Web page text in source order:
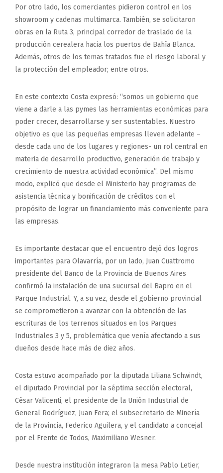
Por otro lado, los comerciantes pidieron control en los
showroom y cadenas multimarca. También, se solicitaron
obras en la Ruta 3, principal corredor de traslado de la
producción cerealera hacia los puertos de Bahía Blanca.
Además, otros de los temas tratados fue el riesgo laboral y
la protección del empleador; entre otros.
En este contexto Costa expresó: “somos un gobierno que
viene a darle a las pymes las herramientas económicas para
poder crecer, desarrollarse y ser sustentables. Nuestro
objetivo es que las pequeñas empresas lleven adelante –
desde cada uno de los lugares y regiones- un rol central en
materia de desarrollo productivo, generación de trabajo y
crecimiento de nuestra actividad económica”. Del mismo
modo, explicó que desde el Ministerio hay programas de
asistencia técnica y bonificación de créditos con el
propósito de lograr un financiamiento más conveniente para
las empresas.
Es importante destacar que el encuentro dejó dos logros
importantes para Olavarría, por un lado, Juan Cuattromo
presidente del Banco de la Provincia de Buenos Aires
confirmó la instalación de una sucursal del Bapro en el
Parque Industrial. Y, a su vez, desde el gobierno provincial
se comprometieron a avanzar con la obtención de las
escrituras de los terrenos situados en los Parques
Industriales 3 y 5, problemática que venía afectando a sus
dueños desde hace más de diez años.
Costa estuvo acompañado por la diputada Liliana Schwindt,
el diputado Provincial por la séptima sección electoral,
César Valicenti, el presidente de la Unión Industrial de
General Rodríguez, Juan Fera; el subsecretario de Minería
de la Provincia, Federico Aguilera, y el candidato a concejal
por el Frente de Todos, Maximiliano Wesner.
Desde nuestra institución integraron la mesa Pablo Letier,